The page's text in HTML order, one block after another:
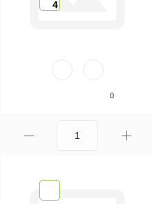
4
0